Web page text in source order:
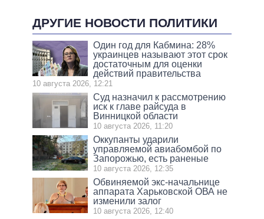
ДРУГИЕ НОВОСТИ ПОЛИТИКИ
Один год для Кабмина: 28%
украинцев называют этот срок
достаточным для оценки
действий правительства
10 августа 2026, 12:21
Суд назначил к рассмотрению
иск к главе райсуда в
Винницкой области
10 августа 2026, 11:20
Оккупанты ударили
управляемой авиабомбой по
Запорожью, есть раненые
10 августа 2026, 12:35
Обвиняемой экс-начальнице
аппарата Харьковской ОВА не
изменили залог
10 августа 2026, 12:40